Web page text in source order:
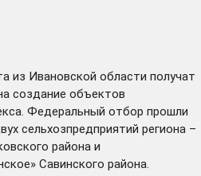
из Ивановской области получат
создание объектов
Федеральный отбор прошли
сельхозпредприятий региона –
района и
Савинского района.